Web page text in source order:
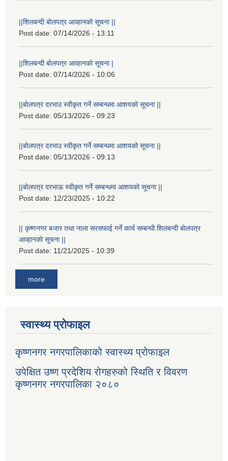
||शिलबन्दी बोलपत्र आव्हानको सूचना ||
Post date: 07/14/2026 - 13:11
||शिलबन्दी बोलपत्र आव्हानको सूचना |
Post date: 07/14/2026 - 10:06
||बोलपत्र दरभाउ स्वीकृत गर्ने सम्बन्धमा आशयको सूचना ||
Post date: 05/13/2026 - 09:23
||बोलपत्र दरभाउ स्वीकृत गर्ने सम्बन्धमा आशयको सूचना ||
Post date: 05/13/2026 - 09:13
||बोलपत्र दरभाऊ स्वीकृत गर्ने सम्बन्धमा आशयको सूचना ||
Post date: 12/23/2025 - 10:22
|| कृष्णनगर बजार तथा नाला सरसफाई गर्ने कार्य सम्बन्धी शिलबन्दी बोलपत्र
आव्हानको सूचना ||
Post date: 11/21/2025 - 10:39
more
स्वास्थ्य प्रोफाइल
कृष्णनगर नगरपालिकाको स्वास्थ्य प्रोफाइल
उपेक्षित उष्ण प्रदेशिय रोगहरुको स्थिति र विवरण
कृष्णनगर नगरपालिका २०८०